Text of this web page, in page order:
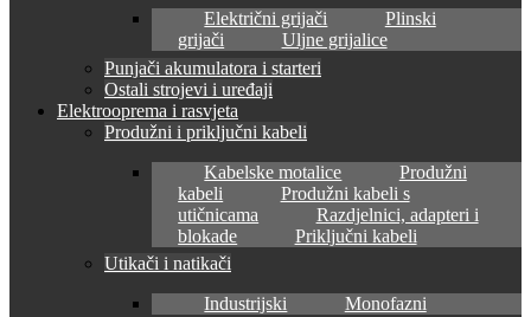
Električni grijači
Plinski
grijači
Uljne grijalice
Punjači akumulatora i starteri
Ostali strojevi i uređaji
Elektrooprema i rasvjeta
Produžni i priključni kabeli
Kabelske motalice
Produžni
kabeli
Produžni kabeli s
utičnicama
Razdjelnici, adapteri i
blokade
Priključni kabeli
Utikači i natikači
Industrijski
Monofazni